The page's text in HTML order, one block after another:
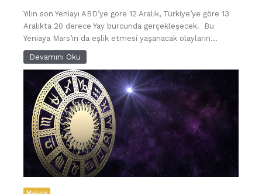
Yılın son Yeniayı ABD’ye göre 12 Aralık, Türkiye’ye göre 13
Aralıkta 20 derece Yay burcunda gerçekleşecek. Bu
Yeniaya Mars’ın da eşlik etmesi yaşanacak olayların...
Devamını Oku